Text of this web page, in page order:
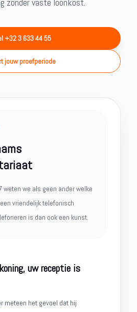
+32 3 633 44 55
jouw proefperiode
weten we als geen ander welke
vriendelijk telefonisch
is dan ook een kunst.
uw receptie is
meteen het gevoel dat hij